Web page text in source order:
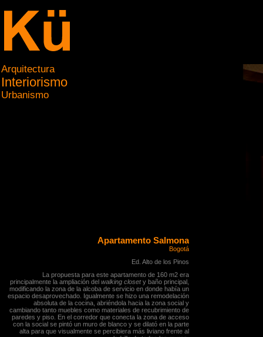
Arquitectura
Interiorismo
Urbanismo
Apartamento Salmona
Bogotá
Ed. Alto de los Pinos
La propuesta para este apartamento de 160 m2 era
principalmente la ampliación del walking closety baño principal,
modificando la zona de la alcoba de servicio en donde había un
espacio desaprovechado. Igualmente se hizo una remodelación
absoluta de la cocina, abriéndola hacia la zona social y
cambiando tanto muebles como materiales de recubrimiento de
paredes y piso. En el corredor que conecta la zona de acceso
con la social se pintó un muro de blanco y se dilató en la parte
alta para que visualmente se percibiera más liviano frente al